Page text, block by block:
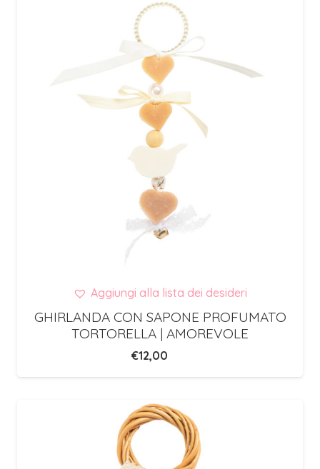
Aggiungi alla lista dei desideri
GHIRLANDA CON SAPONE PROFUMATO
TORTORELLA | AMOREVOLE
€12,00